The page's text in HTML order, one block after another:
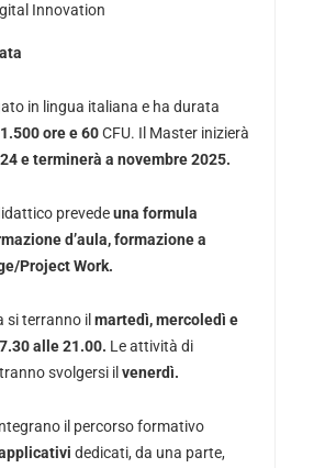
Innovation
in lingua italiana e ha durata
1.500 ore e 60CFU. Il Master inizierà
e terminerà a novembre 2025.
prevedeuna formula
d’aula, formazione a
Project Work.
si terranno il martedì, mercoledì e
alle 21.00. Le attività di
svolgersi il venerdì.
il percorso formativo
dedicati, da una parte,